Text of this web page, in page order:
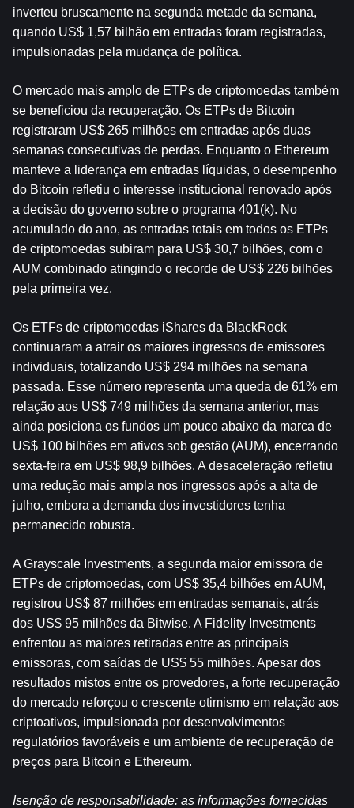
inverteu bruscamente na segunda metade da semana,
quando US$ 1,57 bilhão em entradas foram registradas,
impulsionadas pela mudança de política.
O mercado mais amplo de ETPs de criptomoedas também
se beneficiou da recuperação. Os ETPs de Bitcoin
registraram US$ 265 milhões em entradas após duas
semanas consecutivas de perdas. Enquanto o Ethereum
manteve a liderança em entradas líquidas, o desempenho
do Bitcoin refletiu o interesse institucional renovado após
a decisão do governo sobre o programa 401(k). No
acumulado do ano, as entradas totais em todos os ETPs
de criptomoedas subiram para US$ 30,7 bilhões, com o
AUM combinado atingindo o recorde de US$ 226 bilhões
pela primeira vez.
Os ETFs de criptomoedas iShares da BlackRock
continuaram a atrair os maiores ingressos de emissores
individuais, totalizando US$ 294 milhões na semana
passada. Esse número representa uma queda de 61% em
relação aos US$ 749 milhões da semana anterior, mas
ainda posiciona os fundos um pouco abaixo da marca de
US$ 100 bilhões em ativos sob gestão (AUM), encerrando
sexta-feira em US$ 98,9 bilhões. A desaceleração refletiu
uma redução mais ampla nos ingressos após a alta de
julho, embora a demanda dos investidores tenha
permanecido robusta.
A Grayscale Investments, a segunda maior emissora de
ETPs de criptomoedas, com US$ 35,4 bilhões em AUM,
registrou US$ 87 milhões em entradas semanais, atrás
dos US$ 95 milhões da Bitwise. A Fidelity Investments
enfrentou as maiores retiradas entre as principais
emissoras, com saídas de US$ 55 milhões. Apesar dos
resultados mistos entre os provedores, a forte recuperação
do mercado reforçou o crescente otimismo em relação aos
criptoativos, impulsionada por desenvolvimentos
regulatórios favoráveis e um ambiente de recuperação de
preços para Bitcoin e Ethereum.
Isenção de responsabilidade: as informações fornecidas